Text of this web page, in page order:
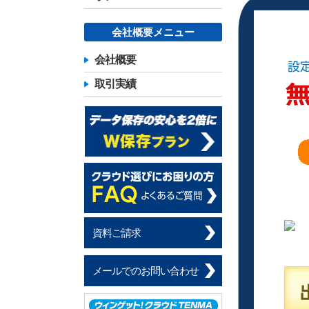
会社概要メニュー
会社概要
取引実績
資料ご請求
メールでのお問い合わせ